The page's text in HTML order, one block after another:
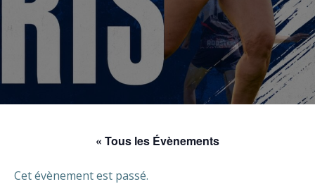
« Tous les Évènements
Cet évènement est passé.